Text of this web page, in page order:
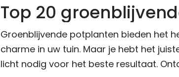
Top 20
Groenblijvende potplanten bieden het
charme in uw tuin. Maar je hebt het
licht nodig voor het beste resultaat.